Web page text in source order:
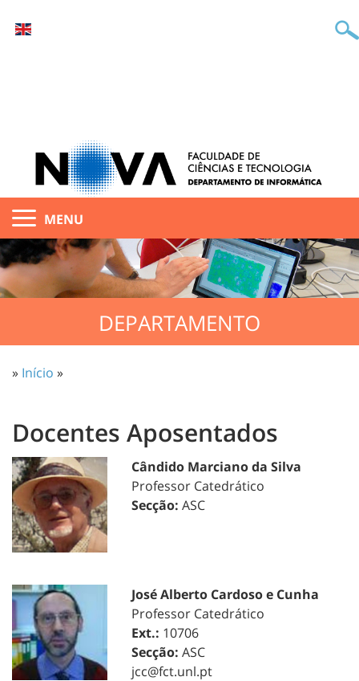
MENU
DEPARTAMENTO
» Início »
Docentes Aposentados
Cândido Marciano da Silva
Professor Catedrático
Secção: ASC
José Alberto Cardoso e Cunha
Professor Catedrático
Ext.: 10706
Secção: ASC
jcc@fct.unl.pt